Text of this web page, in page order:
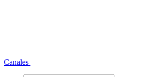
Canales